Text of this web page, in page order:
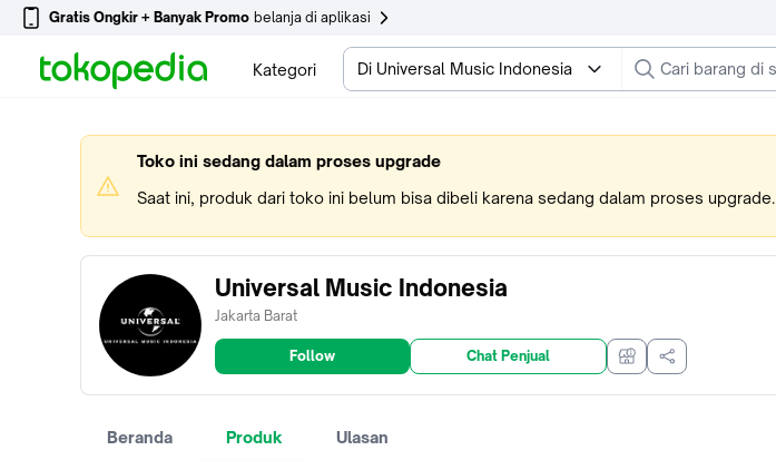
Gratis Ongkir + Banyak Promo belanja di aplikasi
Kategori Di Universal Music Indonesia
Toko ini sedang dalam proses upgrade
Saat ini, produk dari toko ini belum bisa dibeli karena sedang dalam proses
Universal Music Indonesia
Jakarta Barat
Follow Chat Penjual
Beranda Produk Ulasan